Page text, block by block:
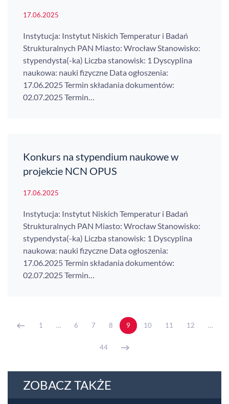
17.06.2025
Instytucja: Instytut Niskich Temperatur i Badań
Strukturalnych PAN Miasto: Wrocław Stanowisko:
stypendysta(-ka) Liczba stanowisk: 1 Dyscyplina
naukowa: nauki fizyczne Data ogłoszenia:
17.06.2025 Termin składania dokumentów:
02.07.2025 Termin…
Konkurs na stypendium naukowe w
projekcie NCN OPUS
17.06.2025
Instytucja: Instytut Niskich Temperatur i Badań
Strukturalnych PAN Miasto: Wrocław Stanowisko:
stypendysta(-ka) Liczba stanowisk: 1 Dyscyplina
naukowa: nauki fizyczne Data ogłoszenia:
17.06.2025 Termin składania dokumentów:
02.07.2025 Termin…
1 … 6 7 8 9 10 11 12 …
44
ZOBACZ TAKŻE